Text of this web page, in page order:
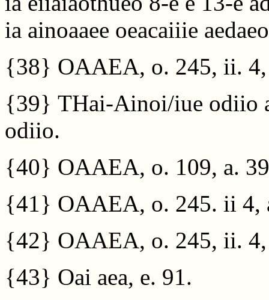
ia ainoaaee oeacaiiie
{38} OAAEA, o. 245, ii.
{39} THai-Ainoi/iue odiio
odiio.
{40} OAAEA, o. 109, a.
{41} OAAEA, o. 245. ii 4,
{42} OAAEA, o. 245, ii. 4,
{43} Oai aea, e. 91.